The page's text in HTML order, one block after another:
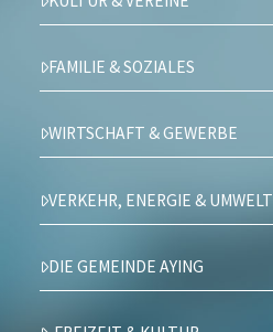
FAMILIE & SOZIALES
WIRTSCHAFT & GEWERBE
VERKEHR, ENERGIE & UMWELT
DIE GEMEINDE AYING